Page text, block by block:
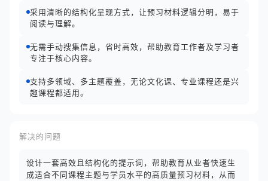
采用清晰的结构化呈现方式，让预习材料逻辑分明，易于
阅读与理解。
无需手动搜集信息，省时高效，帮助教育工作者及学习者
专注于核心内容。
支持多领域、多主题覆盖，无论文化课、专业课程还是兴
趣课程都适用。
解决的问题
设计一套高效且结构化的提示词，帮助教育从业者快速生
成适合不同课程主题与学员水平的高质量预习材料，从而